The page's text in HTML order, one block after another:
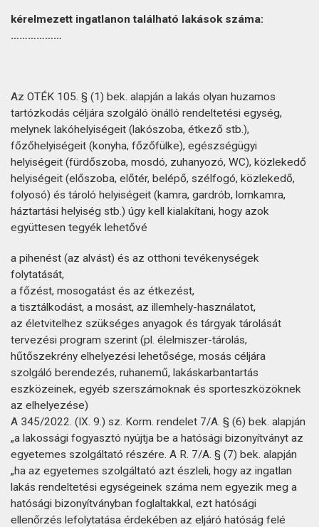
kérelmezett ingatlanon található lakások száma:
………………
Az OTÉK 105. § (1) bek. alapján a lakás olyan huzamos
tartózkodás céljára szolgáló önálló rendeltetési egység,
melynek lakóhelyiségeit (lakószoba, étkező stb.),
főzőhelyiségeit (konyha, főzőfülke), egészségügyi
helyiségeit (fürdőszoba, mosdó, zuhanyozó, WC), közlekedő
helyiségeit (előszoba, előtér, belépő, szélfogó, közlekedő,
folyosó) és tároló helyiségeit (kamra, gardrób, lomkamra,
háztartási helyiség stb.) úgy kell kialakítani, hogy azok
együttesen tegyék lehetővé
a pihenést (az alvást) és az otthoni tevékenységek
folytatását,
a főzést, mosogatást és az étkezést,
a tisztálkodást, a mosást, az illemhely-használatot,
az életvitelhez szükséges anyagok és tárgyak tárolását
tervezési program szerint (pl. élelmiszer-tárolás,
hűtőszekrény elhelyezési lehetősége, mosás céljára
szolgáló berendezés, ruhanemű, lakáskarbantartás
eszközeinek, egyéb szerszámoknak és sporteszközöknek
az elhelyezése)
A 345/2022. (IX. 9.) sz. Korm. rendelet 7/A. § (6) bek. alapján
„a lakossági fogyasztó nyújtja be a hatósági bizonyítványt az
egyetemes szolgáltató részére. A R. 7/A. § (7) bek. alapján
„ha az egyetemes szolgáltató azt észleli, hogy az ingatlan
lakás rendeltetési egységeinek száma nem egyezik meg a
hatósági bizonyítványban foglaltakkal, ezt hatósági
ellenőrzés lefolytatása érdekében az eljáró hatóság felé